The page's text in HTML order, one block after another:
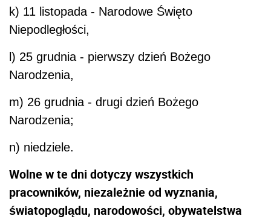
k) 11 listopada - Narodowe Święto
Niepodległości,
l) 25 grudnia - pierwszy dzień Bożego
Narodzenia,
m) 26 grudnia - drugi dzień Bożego
Narodzenia;
n) niedziele.
Wolne w te dni dotyczy wszystkich
pracowników, niezależnie od wyznania,
światopoglądu, narodowości, obywatelstwa